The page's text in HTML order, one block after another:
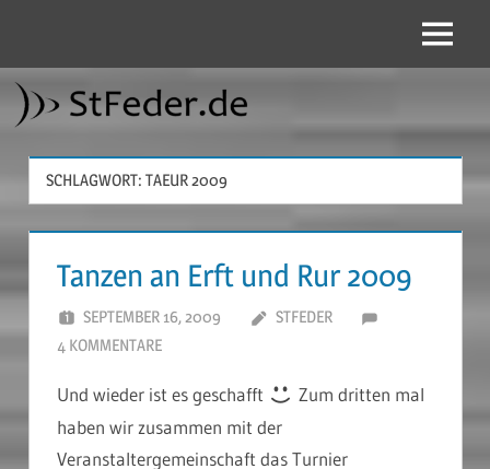
springen
Menü
SCHLAGWORT: TAEUR 2009
Tanzen an Erft und Rur 2009
SEPTEMBER 16, 2009
STFEDER
4 KOMMENTARE
Und wieder ist es geschafft
Zum dritten mal
haben wir zusammen mit der
Veranstaltergemeinschaft das Turnier